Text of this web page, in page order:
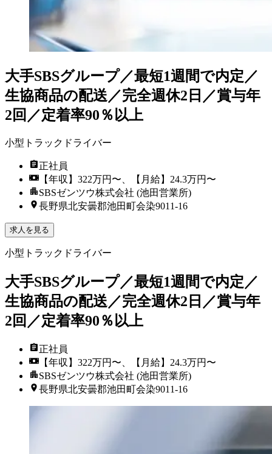
大手SBSグループ／最短1週間で内定／
生協商品の配送／完全週休2日／賞与年
2回／定着率90％以上
小型トラックドライバー
正社員
【年収】322万円〜、【月給】24.3万円〜
SBSゼンツウ株式会社 (池田営業所)
長野県北安曇郡池田町会染9011-16
求人を見る
小型トラックドライバー
大手SBSグループ／最短1週間で内定／
生協商品の配送／完全週休2日／賞与年
2回／定着率90％以上
正社員
【年収】322万円〜、【月給】24.3万円〜
SBSゼンツウ株式会社 (池田営業所)
長野県北安曇郡池田町会染9011-16